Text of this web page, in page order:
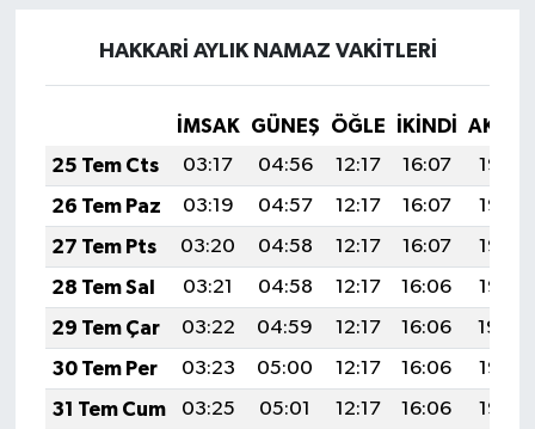
HAKKARİ AYLIK NAMAZ VAKITLERI
İMSAK GÜNEŞ ÖĞLE İKINDI
25 Tem Cts
03:17 04:56 12:17 16:07
19:27
26 Tem Paz
03:19 04:57 12:17 16:07
19:26
27 Tem Pts
03:20 04:58 12:17 16:07
19:26
28 Tem Sal
03:21 04:58 12:17 16:06
19:25
29 Tem Çar
03:22 04:59 12:17 16:06
19:24
30 Tem Per
03:23 05:00 12:17 16:06
19:23
31 Tem Cum
03:25 05:01 12:17 16:06
19:22